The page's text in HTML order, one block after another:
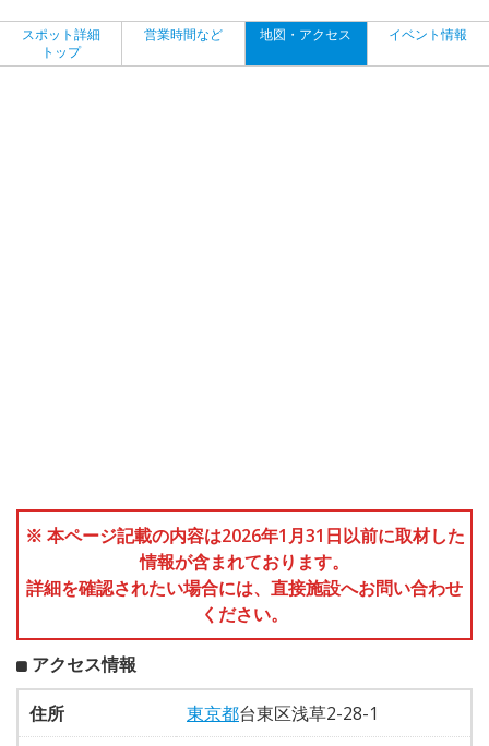
スポット詳細
トップ
営業時間など 地図・アクセス イベント情報
※ 本ページ記載の内容は2026年1月31日以前に取材した
情報が含まれております。
詳細を確認されたい場合には、直接施設へお問い合わせ
ください。
アクセス情報
住所 東京都台東区浅草2-28-1